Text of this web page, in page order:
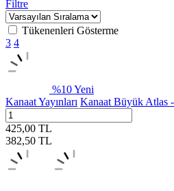
Filtre
Tükenenleri Gösterme
3 4
%10Yeni
Kanaat Yayınları Kanaat Büyük Atlas
425,00 TL
382,50 TL